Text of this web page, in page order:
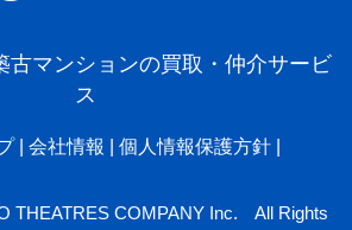
古マンションの買取・仲介サービ
ス
会社情報 個人情報保護方針|
THEATRES COMPANY Inc. All Rights